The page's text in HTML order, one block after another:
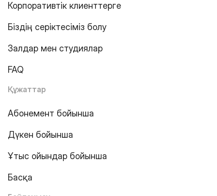
Корпоративтік клиенттерге
Біздің серіктесіміз болу
Залдар мен студиялар
FAQ
Құжаттар
Абонемент бойынша
Дүкен бойынша
Ұтыс ойындар бойынша
Басқа